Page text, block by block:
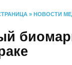
» НОВОСТИ